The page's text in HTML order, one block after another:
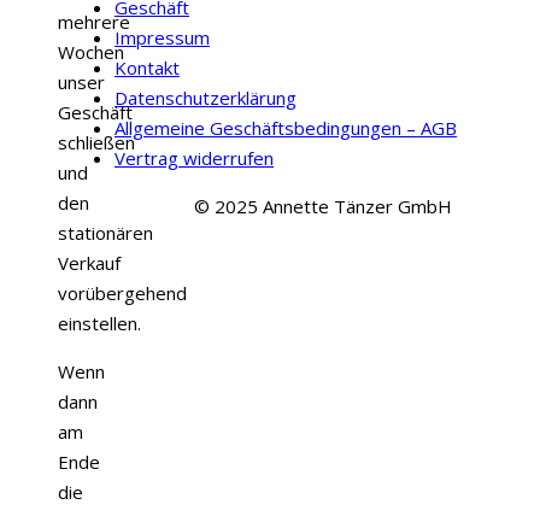
mehrere
Wochen
unser
Geschäft
schließen
und
den
stationären
Verkauf
vorübergehend
einstellen.
Wenn
dann
am
Ende
die
Geschäft
Impressum
Kontakt
Datenschutzerklärung
Allgemeine Geschäftsbedingungen – AGB
Vertrag widerrufen
© 2025 Annette Tänzer GmbH